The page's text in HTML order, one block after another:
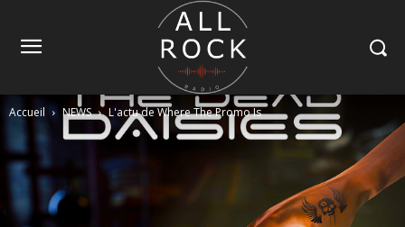
Accueil NEWS L'actu de Where The Promo Is